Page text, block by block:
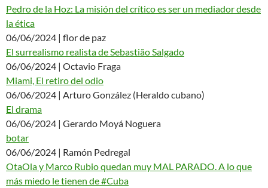
Pedro de la Hoz: La misión del crítico es ser un mediador desde
la ética
06/06/2024 | flor de paz
El surrealismo realista de Sebastião Salgado
06/06/2024 | Octavio Fraga
Miami, El retiro del odio
06/06/2024 | Arturo González (Heraldo cubano)
El drama
06/06/2024 | Gerardo Moyá Noguera
botar
06/06/2024 | Ramón Pedregal
OtaOla y Marco Rubio quedan muy MAL PARADO. A lo que
más miedo le tienen de #Cuba